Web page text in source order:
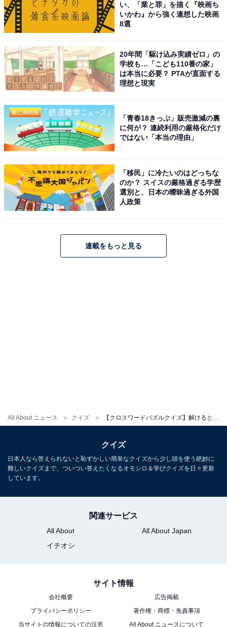
All About ニュース クイズ
い、「業と罪」を描く『映画ち
いかわ』から強く連想した映画
8選
20年間「駆け込み実績ゼロ」の
学校も…「こども110番の家」
は本当に必要？ PTAが直面する
理想と現実
「青春18きっぷ」販売激減の裏
に何が？ 連続利用の厳格化だけ
ではない「本当の理由」
「移民」に冷たいのはどっちな
のか？ スイスの厳格過ぎる学歴
選別と、日本の曖昧過ぎる外国
人政策
連載をもっと見る
クイズ
日本人なら答えられないと恥ずかしい簡単なクイズから少し頭を使う絶妙に
難しいクイズまで、ついつい答えたくなるオモシロ＆学びクイズを日々更新
しています。
関連サービス
All About
All About Japan
イチオシ
サイト情報
会社概要
広告掲載
プライバシーポリシー
著作権・商標・免責事項
当サイトの情報についての注意
All About ニュースについて